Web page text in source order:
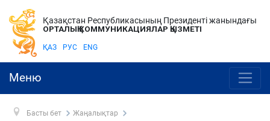
Қазақстан Республикасының Президенті жанындағы
ОРТАЛЫҚ КОММУНИКАЦИЯЛАР ҚЫЗМЕТІ
ҚАЗ РУС ENG
Меню
Басты бет
Жаңалықтар